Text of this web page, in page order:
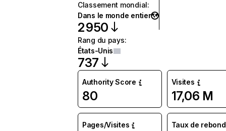
Classement mondial:
Dans le monde entier
2 950
Rang du pays:
États-Unis
737
Authority Score
80
Visites
17,06 M
Pages/Visites Taux de rebond